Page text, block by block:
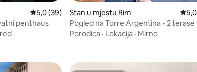
Prosječna ocjena: 5,0 od 5, recenzija: 39
5,0 (39)
penthaus
Stan u mjestu Rim
Pogled na Torre Argentina • 2 terase
Lift
Porodica · Lokacija · Mirno